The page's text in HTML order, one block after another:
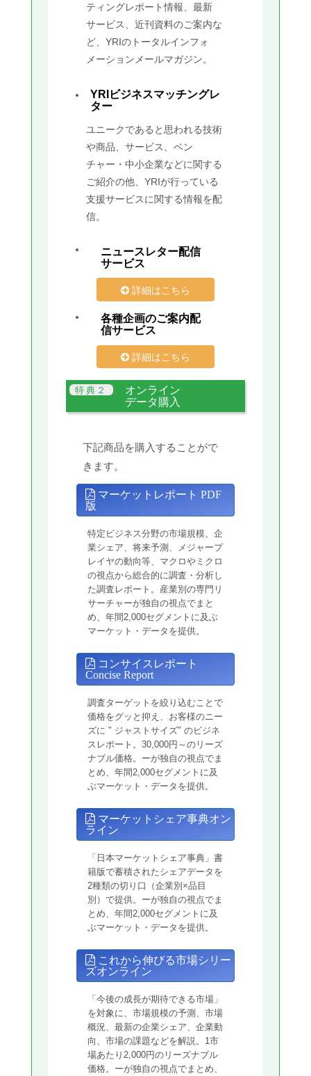
ティングレポート情報、最新
サービス、近刊資料のご案内な
ど、YRIのトータルインフォ
メーションメールマガジン。
YRIビジネスマッチングレ
ター
ユニークであると思われる技術
や商品、サービス、ベン
チャー・中小企業などに関する
ご紹介の他、YRIが行っている
支援サービスに関する情報を配
信。
ニュースレター配信
サービス
詳細はこちら
各種企画のご案内配
信サービス
詳細はこちら
オンライン
データ購入
下記商品を購入することがで
きます。
マーケットレポート PDF
版
特定ビジネス分野の市場規模、企
業シェア、将来予測、メジャープ
レイヤの動向等、マクロやミクロ
の視点から総合的に調査・分析し
た調査レポート。産業別の専門リ
サーチャーが独自の視点でまと
め、年間2,000セグメントに及ぶ
マーケット・データを提供。
コンサイスレポート
Concise Report
調査ターゲットを絞り込むことで
価格をグッと抑え、お客様のニー
ズに " ジャストサイズ" のビジネ
スレポート。30,000円～のリーズ
ナブル価格。ーが独自の視点でま
とめ、年間2,000セグメントに及
ぶマーケット・データを提供。
マーケットシェア事典オン
ライン
「日本マーケットシェア事典」書
籍版で蓄積されたシェアデータを
2種類の切り口（企業別×品目
別）で提供。ーが独自の視点でま
とめ、年間2,000セグメントに及
ぶマーケット・データを提供。
これから伸びる市場シリー
ズオンライン
「今後の成長が期待できる市場」
を対象に、市場規模の予測、市場
概況、最新の企業シェア、企業動
向、市場の課題などを解説。1市
場あたり2,000円のリーズナブル
価格。ーが独自の視点でまとめ、